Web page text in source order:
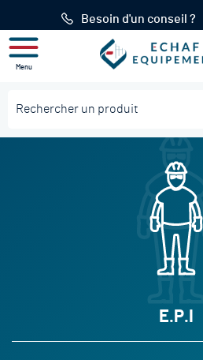
Menu
Besoin d'un conseil ?
E.P.I